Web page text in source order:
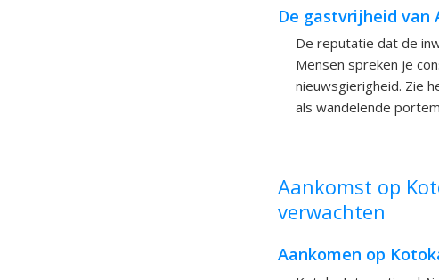
De gastvrijheid van
De reputatie dat de
Mensen spreken je
nieuwsgierigheid. Zie
als wandelende
Aankomst op
verwachten
Aankomen op